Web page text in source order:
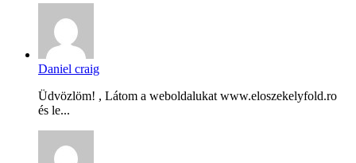
Daniel craig
Üdvözlöm! , Látom a weboldalukat www.eloszekelyfold.ro
és le...